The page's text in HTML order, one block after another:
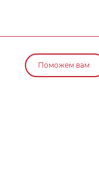
Поможем вам